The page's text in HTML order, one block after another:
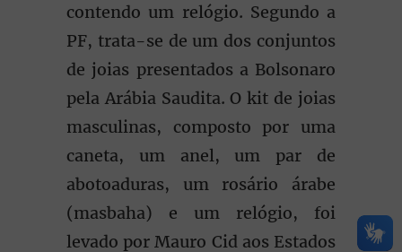
contendo um relógio. Segundo a
PF, trata-se de um dos conjuntos
de joias presentados a Bolsonaro
pela Arábia Saudita. O kit de joias
masculinas, composto por uma
caneta, um anel, um par de
abotoaduras, um rosário árabe
(masbaha) e um relógio, foi
levado por Mauro Cid aos Estados